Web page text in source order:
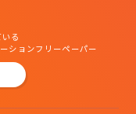
る
ションフリーペーパー